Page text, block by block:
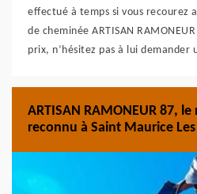
effectué à temps si vous recourez
de cheminée ARTISAN
prix, n’hésitez pas à lui demander
ARTISAN RAMONEUR 87,
reconnu à Saint Maurice